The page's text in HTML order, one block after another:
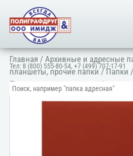
Тел: 8 (800) 555-80-54,+7 (499) 707-17-91
Главная /Архивные и адресные
планшеты, прочие папки/Папки
Папка адресная деловая
/